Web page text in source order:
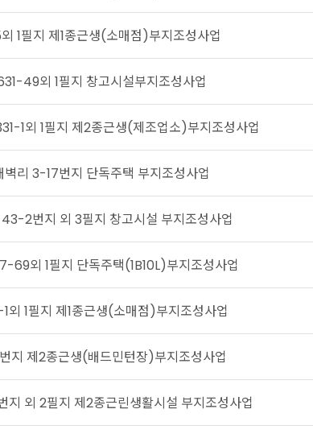
1필지 제1종근생(소매점)부지조성사업
49외 1필지 창고시설부지조성사업
1외 1필지 제2종근생(제조업소)부지조성사업
리 3-17번지 단독주택 부지조성사업
2번지 외 3필지 창고시설 부지조성사업
69외 1필지 단독주택(1B10L)부지조성사업
1필지 제1종근생(소매점)부지조성사업
지 제2종근생(배드민턴장)부지조성사업
외 2필지 제2종근린생활시설 부지조성사업